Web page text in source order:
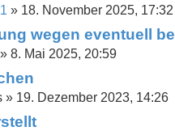
» 18. November 2025, 17:32
wegen eventuell
» 8. Mai 2025, 20:59
» 19. Dezember 2023, 14:26